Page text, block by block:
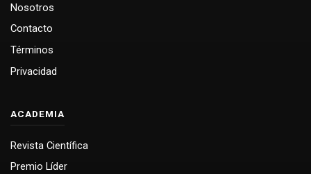
Nosotros
Contacto
Términos
Privacidad
ACADEMIA
Revista Científica
Premio Líder